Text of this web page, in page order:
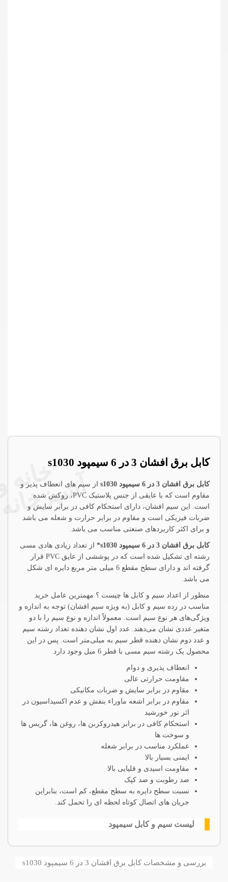
کابل برق افشان 3 در 6 سیمپود s1030
کابل برق افشان 3 در 6 سیمپود s1030
از سیم های انعطاف پذیر و
مقاوم است که با عایقی از جنس پلاستیک PVC، روکش شده
است. این سیم افشان، دارای استحکام کافی در برابر سایش و
ضربات فیزیکی است و مقاوم در برابر حرارت و شعله می باشد
و برای اکثر کاربردهای صنعتی مناسب می باشد.
کابل برق افشان 3 در 6 سیمپود s1030*
از تعداد زیادی هادی مسی
رشته ای تشکیل شده است که در پوششی از عایق PVC قرار
گرفته اند و دارای سطح مقطع 6 میلی متر مربع دایره ای شکل
می باشد.
منظور از اعداد سیم و کابل ها چیست ؟ مهمترین عامل خرید
مناسب در رده سیم و کابل (به ویژه سیم افشان) توجه به اندازه و
ویژگی‌های هر نوع سیم است. معمولاً اندازه و نوع سیم را با دو
متغیر عددی نشان می‌دهند. عدد اول نشان دهنده تعداد رشته سیم
و عدد دوم نشان دهنده قطر سیم به میلی‌متر است. پس در این
محصول یک رشته سیم مسی با قطر 6 میل وجود دارد
انعطاف پذیری و دوام
مقاومت حرارتی عالی
مقاوم در برابر سایش و ضربات مکانیکی
مقاوم در برابر اشعه ماوراء بنفش و عدم اکسیداسیون در
اثر نور خورشید
استحکام کافی در برابر هیدروکربن ها، روغن ها، گریس ها
و سوخت ها
عملکرد مناسب در برابر شعله
ایمنی بسیار بالا
مقاومت اسیدی و قلیایی بالا
ضد رطوبت و ضد کپک
نسبت سطح دایره به سطح مقطع، کم است، بنابراین
جریان های اتصال کوتاه لحظه ای را تحمل کند.
لیست سیم و کابل سیمپود
بررسی و مشخصات کابل برق افشان 3 در 6 سیمپود s1030